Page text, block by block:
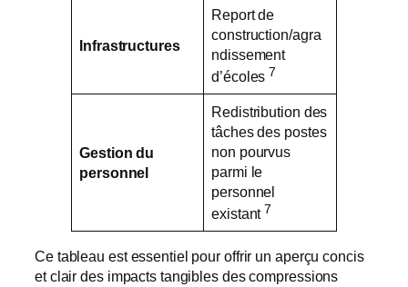
Infrastructures
Report de
construction/agra
ndissement
d’écoles 7
Gestion du
personnel
Redistribution des
tâches des postes
non pourvus
parmi le
personnel
existant 7
Ce tableau est essentiel pour offrir un aperçu concis
et clair des impacts tangibles des compressions